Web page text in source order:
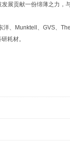
展贡献一份绵薄之力，
、Munktell、GVS、
耗材。